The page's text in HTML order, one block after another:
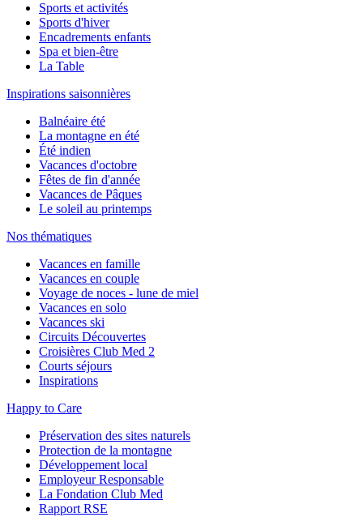
Sports et activités
Sports d'hiver
Encadrements enfants
Spa et bien-être
La Table
Inspirations saisonnières
Balnéaire été
La montagne en été
Été indien
Vacances d'octobre
Fêtes de fin d'année
Vacances de Pâques
Le soleil au printemps
Nos thématiques
Vacances en famille
Vacances en couple
Voyage de noces - lune de miel
Vacances en solo
Vacances ski
Circuits Découvertes
Croisières Club Med 2
Courts séjours
Inspirations
Happy to Care
Préservation des sites naturels
Protection de la montagne
Développement local
Employeur Responsable
La Fondation Club Med
Rapport RSE